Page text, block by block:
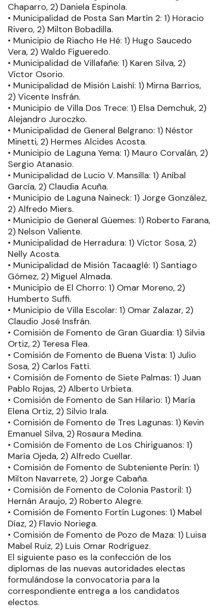
Chaparro, 2) Daniela Espinola.
• Municipalidad de Posta San Martín 2: 1) Horacio
Rivero, 2) Milton Bobadilla.
• Municipio de Riacho He Hé: 1) Hugo Saucedo
Vera, 2) Waldo Figueredo.
• Municipalidad de Villafañe: 1) Karen Silva, 2)
Víctor Osorio.
• Municipalidad de Misión Laishí: 1) Mirna Barrios,
2) Vicente Insfrán.
• Municipio de Villa Dos Trece: 1) Elsa Demchuk, 2)
Alejandro Juroczko.
• Municipalidad de General Belgrano: 1) Néstor
Minetti, 2) Hermes Alcides Acosta.
• Municipio de Laguna Yema: 1) Mauro Corvalán, 2)
Sergio Atanasio.
• Municipalidad de Lucio V. Mansilla: 1) Aníbal
García, 2) Claudia Acuña.
• Municipio de Laguna Naineck: 1) Jorge González,
2) Alfredo Miers.
• Municipio de General Güemes: 1) Roberto Farana,
2) Nelson Valiente.
• Municipalidad de Herradura: 1) Víctor Sosa, 2)
Nelly Acosta.
• Municipalidad de Misión Tacaaglé: 1) Santiago
Gómez, 2) Miguel Almada.
• Municipio de El Chorro: 1) Omar Moreno, 2)
Humberto Suffi.
• Municipio de Villa Escolar: 1) Omar Zalazar, 2)
Claudio José Insfrán.
• Comisión de Fomento de Gran Guardia: 1) Silvia
Ortiz, 2) Teresa Flea.
• Comisión de Fomento de Buena Vista: 1) Julio
Sosa, 2) Carlos Fatti.
• Comisión de Fomento de Siete Palmas: 1) Juan
Pablo Rojas, 2) Alberto Urbieta.
• Comisión de Fomento de San Hilario: 1) María
Elena Ortiz, 2) Silvio Irala.
• Comisión de Fomento de Tres Lagunas: 1) Kevin
Emanuel Silva, 2) Rosaura Medina.
• Comisión de Fomento de Los Chiriguanos: 1)
María Ojeda, 2) Alfredo Cuellar.
• Comisión de Fomento de Subteniente Perín: 1)
Milton Navarrete, 2) Jorge Cabaña.
• Comisión de Fomento de Colonia Pastoril: 1)
Hernán Araujo, 2) Roberto Alegre.
• Comisión de Fomento Fortín Lugones: 1) Mabel
Díaz, 2) Flavio Noriega.
• Comisión de Fomento de Pozo de Maza: 1) Luisa
Mabel Ruiz, 2) Luis Omar Rodríguez.
El siguiente paso es la confección de los
diplomas de las nuevas autoridades electas
formulándose la convocatoria para la
correspondiente entrega a los candidatos
electos.